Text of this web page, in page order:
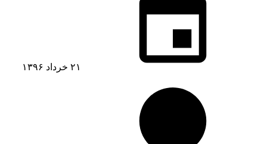
۲۱ خرداد ۱۳۹۶